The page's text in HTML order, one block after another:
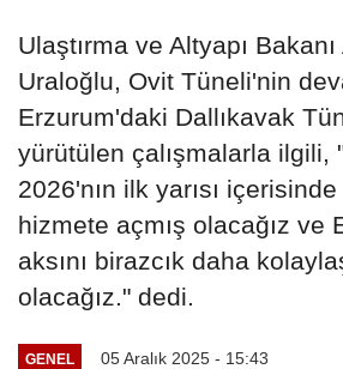
Ulaştırma ve Altyapı
Uraloğlu, Ovit Tüneli'nin
Erzurum'daki Dallıkavak
yürütülen çalışmalarla ilgili,
2026'nın ilk yarısı
hizmete açmış olacağız ve
aksını birazcık daha
olacağız." dedi.
GENEL 05 Aralık 2025 - 15:43